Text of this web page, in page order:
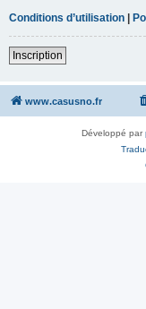
Conditions d’utilisation |
Inscription
www.casusno.fr
Développé par